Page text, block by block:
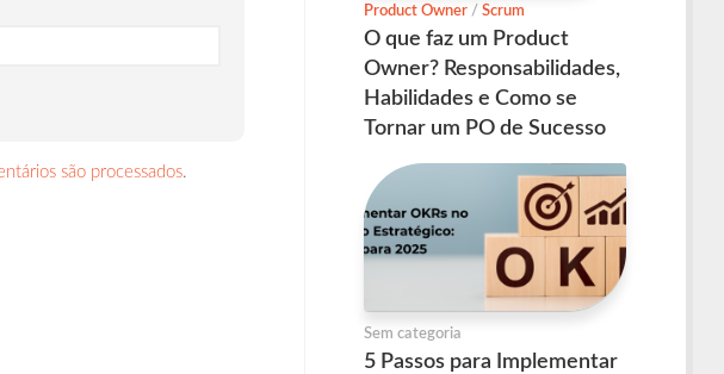
são processados.
Product Owner / Scrum
O que faz um Product
Owner? Responsabilidades,
Habilidades e Como se
Tornar um PO de Sucesso
Sem categoria
5 Passos para Implementar